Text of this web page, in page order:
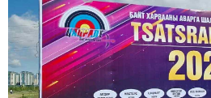
FacebookTwitter